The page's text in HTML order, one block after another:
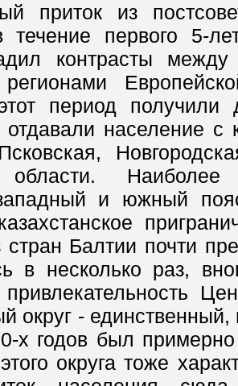
приток из
течение первого 5-
контрасты
период
население с
области. Наиболее
и южный
стран Балтии почти
в несколько раз,
привлекательность
округ - единственный,
х годов был
округа тоже